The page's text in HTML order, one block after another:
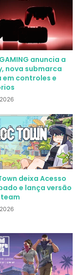
anuncia a
nova submarca
controles e
deixa Acesso
e lança versão